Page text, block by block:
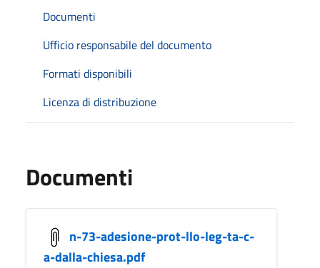
Documenti
Ufficio responsabile del documento
Formati disponibili
Licenza di distribuzione
Documenti
n-73-adesione-prot-llo-leg-ta-c-
a-dalla-chiesa.pdf